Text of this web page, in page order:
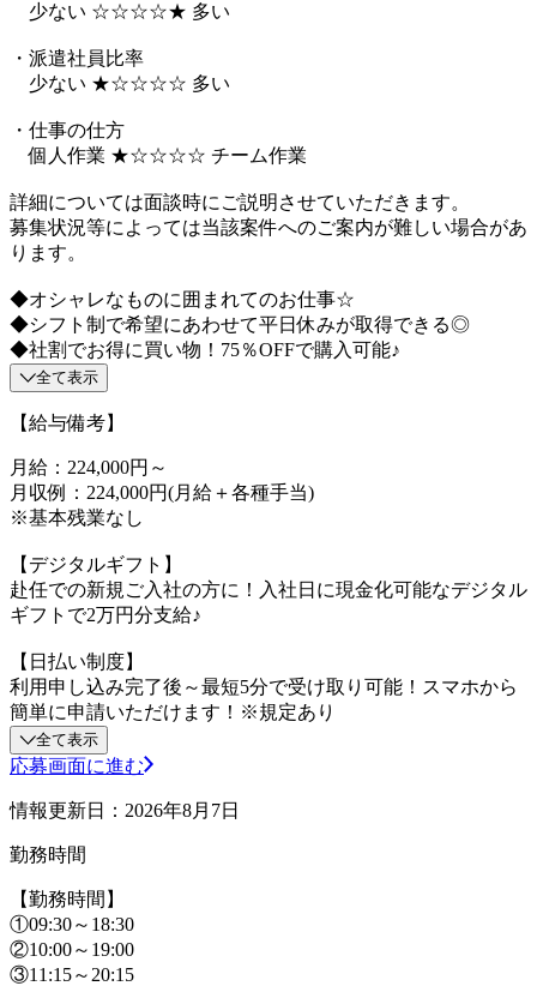
少ない ☆☆☆☆★ 多い
・派遣社員比率
少ない ★☆☆☆☆ 多い
・仕事の仕方
個人作業 ★☆☆☆☆ チーム作業
詳細については面談時にご説明させていただきます。
募集状況等によっては当該案件へのご案内が難しい場合があ
ります。
◆オシャレなものに囲まれてのお仕事☆
◆シフト制で希望にあわせて平日休みが取得できる◎
◆社割でお得に買い物！75％OFFで購入可能♪
全て表示
【給与備考】
月給：224,000円～
月収例：224,000円(月給＋各種手当)
※基本残業なし
【デジタルギフト】
赴任での新規ご入社の方に！入社日に現金化可能なデジタル
ギフトで2万円分支給♪
【日払い制度】
利用申し込み完了後～最短5分で受け取り可能！スマホから
簡単に申請いただけます！※規定あり
全て表示
応募画面に進む
情報更新日：2026年8月7日
勤務時間
【勤務時間】
①09:30～18:30
②10:00～19:00
③11:15～20:15